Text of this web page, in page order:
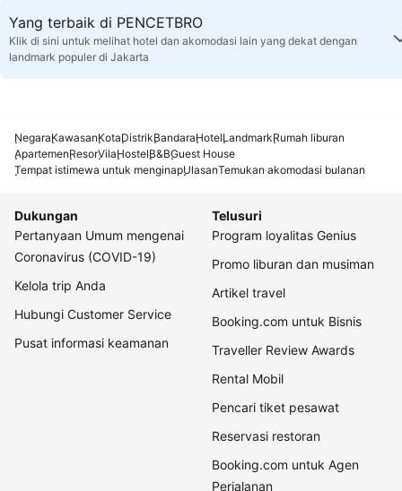
Yang terbaik di PENCETBRO
Klik di sini untuk melihat hotel dan akomodasi lain yang dekat dengan
landmark populer di Jakarta
NegaraKawasanKotaDistrikBandaraHotelLandmarkRumah liburan
ApartemenResorVilaHostelB&BGuest House
Tempat istimewa untuk menginapUlasanTemukan akomodasi bulanan
Dukungan
Pertanyaan Umum mengenai
Coronavirus (COVID-19)
Kelola trip Anda
Hubungi Customer Service
Pusat informasi keamanan
Telusuri
Program loyalitas Genius
Promo liburan dan musiman
Artikel travel
Booking.com untuk Bisnis
Traveller Review Awards
Rental Mobil
Pencari tiket pesawat
Reservasi restoran
Booking.com untuk Agen
Perjalanan